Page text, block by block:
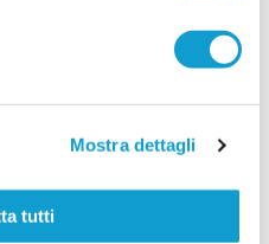
Mostra dettagli
tutti